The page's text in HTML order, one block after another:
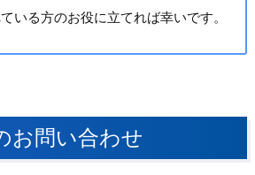
いる方のお役に立てれば幸いです。
お問い合わせ